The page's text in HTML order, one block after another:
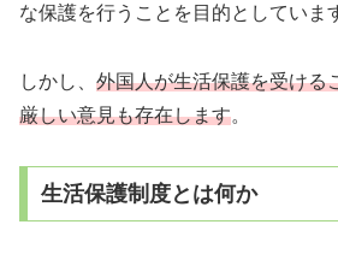
な保護を行うことを目的としていま
しかし、 外国人が生活保護を受ける
厳しい意見も存在します。
生活保護制度とは何か